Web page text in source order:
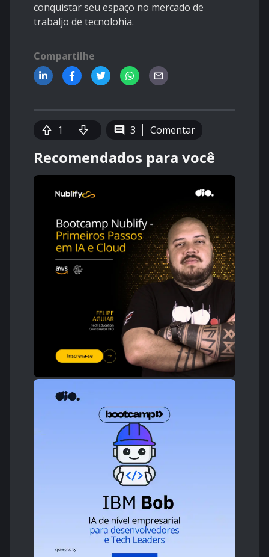
conquistar seu espaço no mercado de
trabaljo de tecnolohia.
Compartilhe
1 3 Comentar
Recomendados para você